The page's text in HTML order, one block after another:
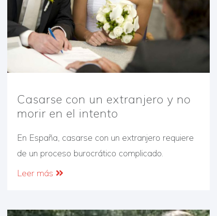
Casarse con un extranjero y no
morir en el intento
En España, casarse con un extranjero requiere
de un proceso burocrático complicado.
Leer más